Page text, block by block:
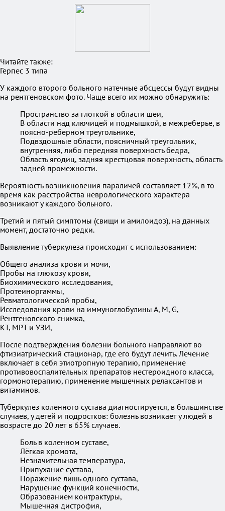
Читайте также:
Герпес 3 типа
У каждого второго больного натечные абсцессы будут видны
на рентгеновском фото. Чаще всего их можно обнаружить:
Пространство за глоткой в области шеи,
В области над ключицей и подмышкой, в межреберье, в
поясно-реберном треугольнике,
Подвздошные области, поясничный треугольник,
внутренняя, либо передняя поверхность бедра,
Область ягодиц, задняя крестцовая поверхность, область
задней промежности.
Вероятность возникновения параличей составляет 12%, в то
время как расстройства неврологического характера
возникают у каждого больного.
Третий и пятый симптомы (свищи и амилоидоз), на данных
момент, достаточно редки.
Выявление туберкулеза происходит с использованием:
Общего анализа крови и мочи,
Пробы на глюкозу крови,
Биохимического исследования,
Протеиноргаммы,
Ревматологической пробы,
Исследования крови на иммуноглобулины А, М, G,
Рентгеновского снимка,
КТ, МРТ и УЗИ,
После подтверждения болезни больного направляют во
фтизиатрический стационар, где его будут лечить. Лечение
включает в себя этиотропную терапию, применение
противовоспалительных препаратов нестероидного класса,
гормонотерапию, применение мышечных релаксантов и
витаминов.
Туберкулез коленного сустава диагностируется, в большинстве
случаев, у детей и подростков: болезнь возникает у людей в
возрасте до 20 лет в 65% случаев.
Боль в коленном суставе,
Лёгкая хромота,
Незначительная температура,
Припухание сустава,
Поражение лишь одного сустава,
Нарушение функций конечности,
Образованием контрактуры,
Мышечная дистрофия,